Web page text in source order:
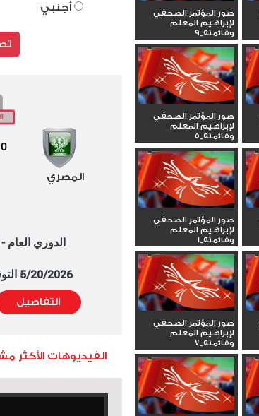
صور المؤتمر الصحفي
لإبراهيم المعلم
وقائمته_9
صور المؤتمر الصحفي
لإبراهيم المعلم
وقائمته_5
صور المؤتمر الصحفي
لإبراهيم المعلم
وقائمته_1
صور المؤتمر الصحفي
لإبراهيم المعلم
وقائمته_7
أجنبي
المصري
0
الدوري العام - 2025/2026
5/20/2026 التوقيت 8:00 PM
التفاصيل
الفيديوهات الأكثر